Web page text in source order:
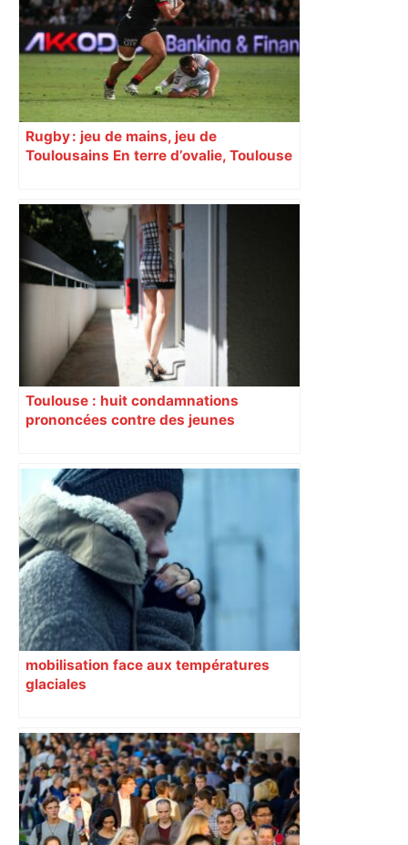
Rugby : jeu de mains, jeu de
Toulousains En terre d’ovalie, Toulouse
revendiquant surtout son art du jeu en
mouvement, vif et spectaculaire.
Décryptage. Série (4 / 10)
Toulouse : huit condamnations
prononcées contre des jeunes
mobilisation face aux températures
glaciales